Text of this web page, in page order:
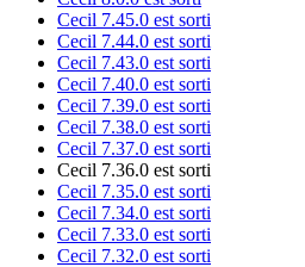
Cecil 7.45.0 est sorti
Cecil 7.44.0 est sorti
Cecil 7.43.0 est sorti
Cecil 7.40.0 est sorti
Cecil 7.39.0 est sorti
Cecil 7.38.0 est sorti
Cecil 7.37.0 est sorti
Cecil 7.36.0 est sorti
Cecil 7.35.0 est sorti
Cecil 7.34.0 est sorti
Cecil 7.33.0 est sorti
Cecil 7.32.0 est sorti